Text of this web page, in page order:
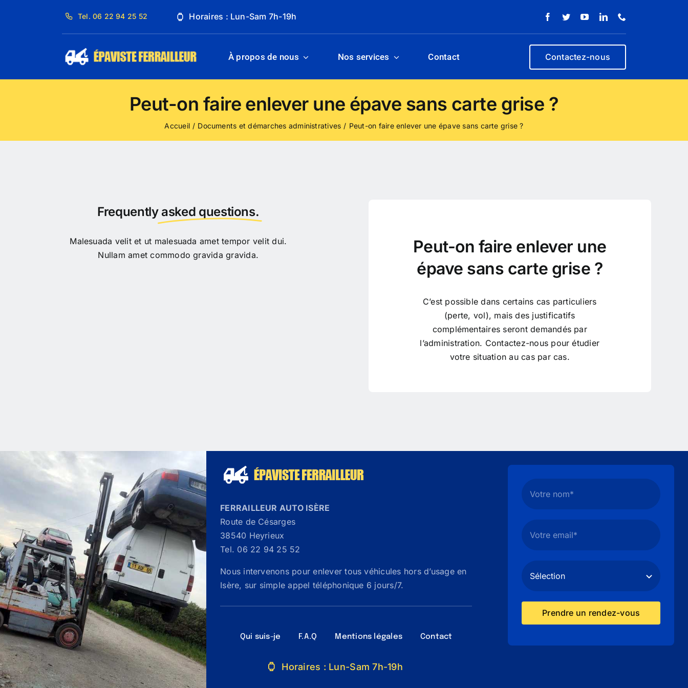
Tel. 06 22 94 25 52 Horaires : Lun-Sam 7h-19h
À propos de nous Nos services Contact Contactez-nous
Peut-on faire enlever une épave sans carte grise ?
Accueil Documents et démarches administratives Peut-on faire enlever une épave sans carte grise ?
Frequently asked questions.
Malesuada velit et ut malesuada amet tempor velit dui.
Nullam amet commodo gravida gravida.
Peut-on faire enlever une
épave sans carte grise ?
C’est possible dans certains cas particuliers
(perte, vol), mais des justificatifs
complémentaires seront demandés par
l’administration. Contactez-nous pour étudier
votre situation au cas par cas.
FERRAILLEUR AUTO ISÈRE
Route de Césarges
38540 Heyrieux
Tel. 06 22 94 25 52
Nous intervenons pour enlever tous véhicules hors d’usage en
Isère, sur simple appel téléphonique 6 jours/7.
Qui suis-je F.A.Q Mentions légales Contact
Horaires : Lun-Sam 7h-19h
Prendre un rendez-vous